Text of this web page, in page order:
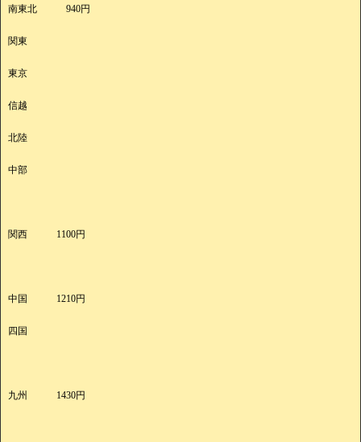
南東北 940円
関東
東京
信越
北陸
中部
関西 1100円
中国 1210円
四国
九州 1430円